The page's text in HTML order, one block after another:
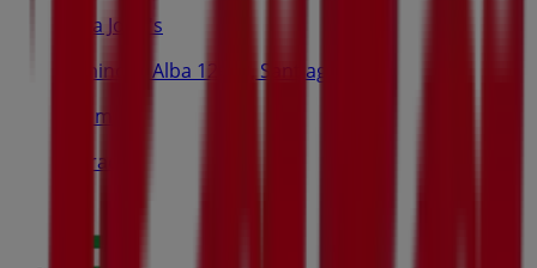
Papa John's
Camino el Alba 12620, Santiago
668 m
Cerrado